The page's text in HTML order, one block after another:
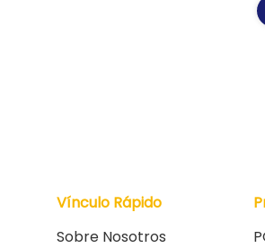
Vínculo Rápido
Sobre Nosotros